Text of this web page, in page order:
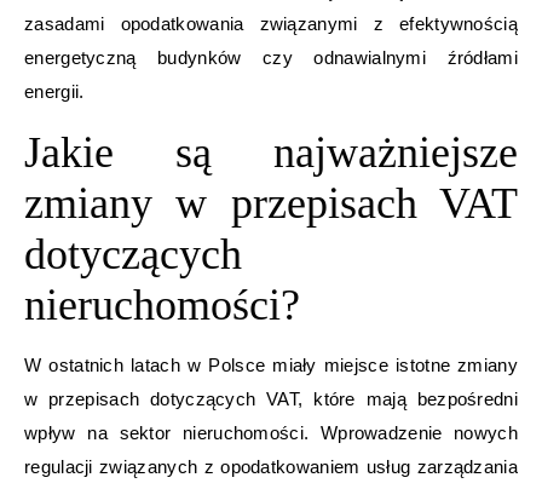
zasadami opodatkowania związanymi z efektywnością
energetyczną budynków czy odnawialnymi źródłami
energii.
Jakie są najważniejsze
zmiany w przepisach VAT
dotyczących
nieruchomości?
W ostatnich latach w Polsce miały miejsce istotne zmiany
w przepisach dotyczących VAT, które mają bezpośredni
wpływ na sektor nieruchomości. Wprowadzenie nowych
regulacji związanych z opodatkowaniem usług zarządzania